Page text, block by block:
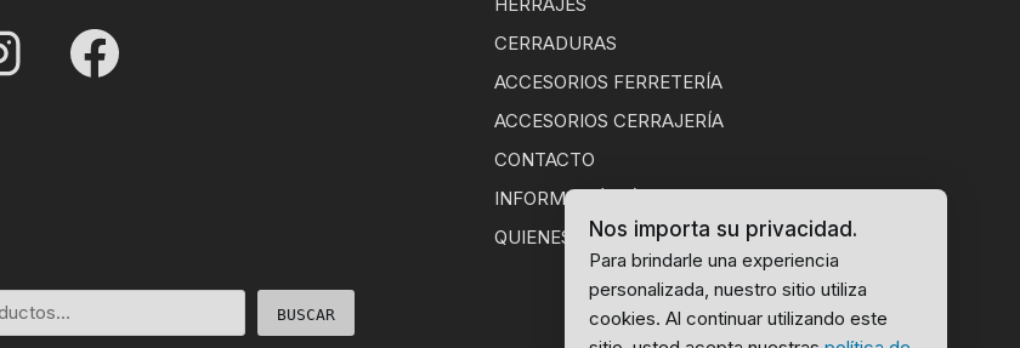
CERRADURAS
ACCESORIOS FERRETERÍA
ACCESORIOS CERRAJERÍA
CONTACTO
INFORMACIÓN ÚTIL
QUIENES SOMOS
BUSCAR
Nos importa su privacidad.
Para brindarle una experiencia
personalizada, nuestro sitio utiliza
cookies. Al continuar utilizando este